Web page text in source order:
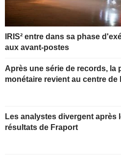
IRIS² entre dans sa phase
aux avant-postes
Après une série de records, la
monétaire revient au centre de
Les analystes divergent après
résultats de Fraport